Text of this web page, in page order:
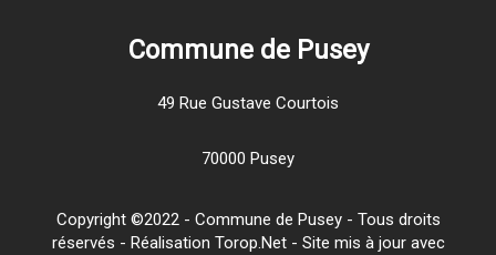
Commune de Pusey
49 Rue Gustave Courtois
70000 Pusey
Copyright ©2022 - Commune de Pusey - Tous droits
réservés - Réalisation Torop.Net - Site mis à jour avec